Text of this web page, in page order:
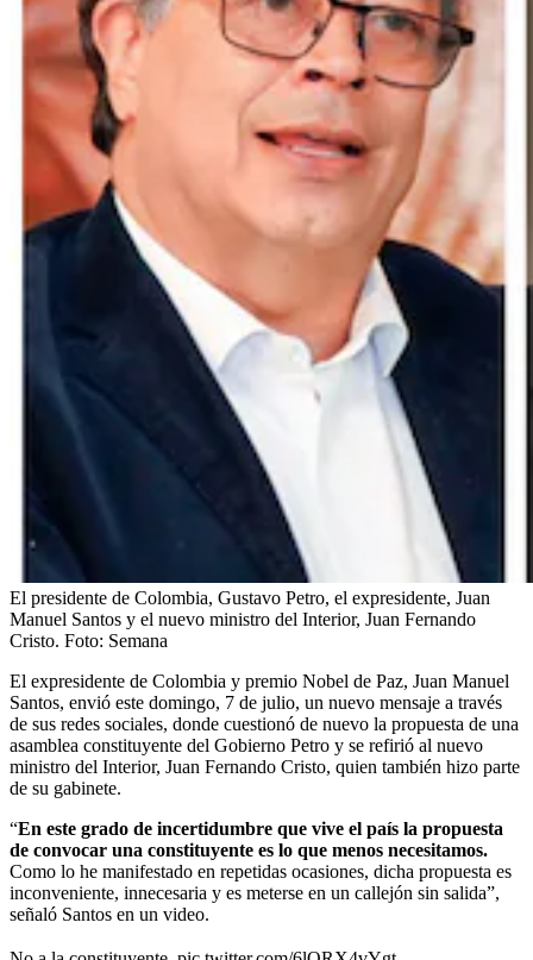
El presidente de Colombia, Gustavo Petro, el expresidente, Juan
Manuel Santos y el nuevo ministro del Interior, Juan Fernando
Cristo. Foto: Semana
El expresidente de Colombia y premio Nobel de Paz, Juan Manuel
Santos, envió este domingo, 7 de julio, un nuevo mensaje a través
de sus redes sociales, donde cuestionó de nuevo la propuesta de una
asamblea constituyente del Gobierno Petro y se refirió al nuevo
ministro del Interior, Juan Fernando Cristo, quien también hizo parte
de su gabinete.
“En este grado de incertidumbre que vive el país la propuesta
de convocar una constituyente es lo que menos necesitamos.
Como lo he manifestado en repetidas ocasiones, dicha propuesta es
inconveniente, innecesaria y es meterse en un callejón sin salida”,
señaló Santos en un video.